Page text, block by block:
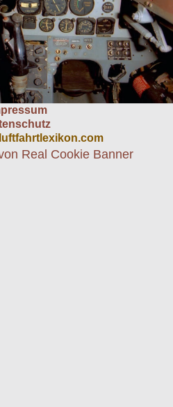
Real Cookie Banner